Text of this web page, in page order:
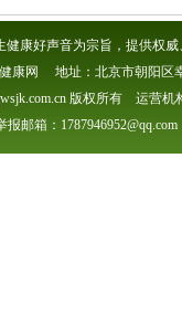
康好声音为宗旨，提供权
康网 地址：北京市朝阳区
版权所有 运营
报邮箱：